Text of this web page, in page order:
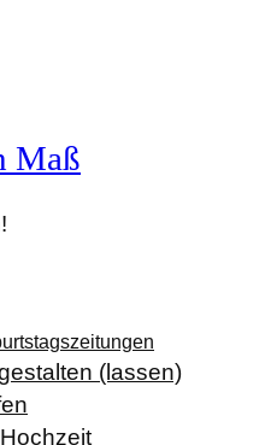
Maß
(lassen)